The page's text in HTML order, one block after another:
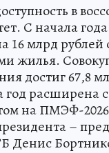
в
С начала
16 млрд рублей
жилья.
достиг 67,8
год расширена
на ПМЭФ-
–
Денис